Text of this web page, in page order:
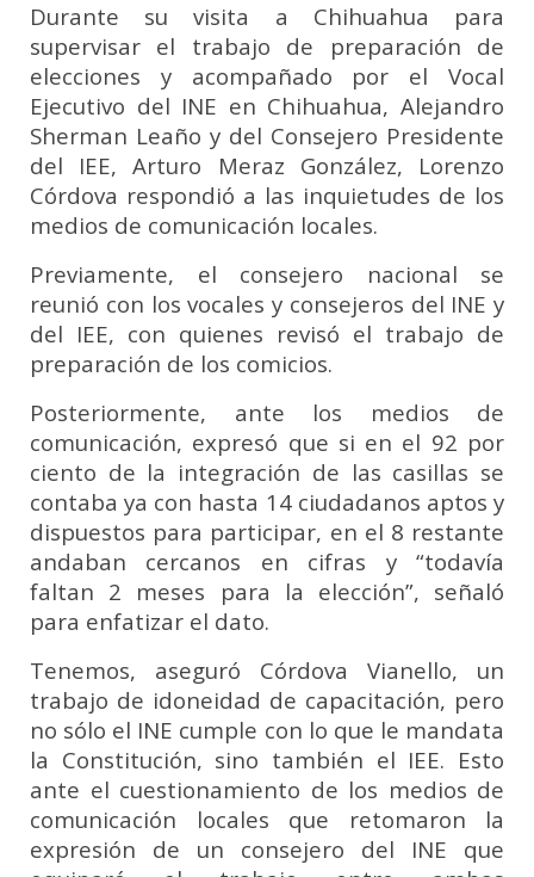
Durante su visita a Chihuahua para
supervisar el trabajo de preparación de
elecciones y acompañado por el Vocal
Ejecutivo del INE en Chihuahua, Alejandro
Sherman Leaño y del Consejero Presidente
del IEE, Arturo Meraz González, Lorenzo
Córdova respondió a las inquietudes de los
medios de comunicación locales.
Previamente, el consejero nacional se
reunió con los vocales y consejeros del INE y
del IEE, con quienes revisó el trabajo de
preparación de los comicios.
Posteriormente, ante los medios de
comunicación, expresó que si en el 92 por
ciento de la integración de las casillas se
contaba ya con hasta 14 ciudadanos aptos y
dispuestos para participar, en el 8 restante
andaban cercanos en cifras y “todavía
faltan 2 meses para la elección”, señaló
para enfatizar el dato.
Tenemos, aseguró Córdova Vianello, un
trabajo de idoneidad de capacitación, pero
no sólo el INE cumple con lo que le mandata
la Constitución, sino también el IEE. Esto
ante el cuestionamiento de los medios de
comunicación locales que retomaron la
expresión de un consejero del INE que